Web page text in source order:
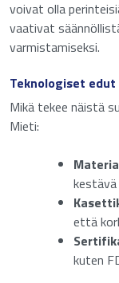
voivat olla
vaativat
varmistamiseksi.
Teknologiset edut
Mikä tekee näistä
Mieti:
että
kuten